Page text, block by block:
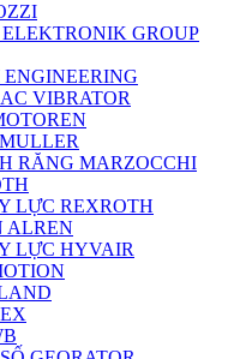
GROUP
VIBRATOR
RĂNG MARZOCCHI
LỰC REXROTH
ALREN
LỰC HYVAIR